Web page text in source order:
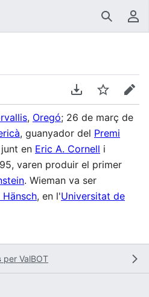
Buscar
Descarregar en
Vigilar
, Oregó; 26 de març de
, guanyador del Premi
en Eric A. Cornell i
varen produir el primer
. Wieman va ser
Hänsch, en l'Universitat de
per ValBOT